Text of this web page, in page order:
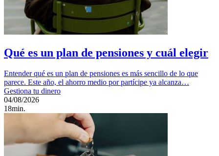
Qué es un plan de pensiones y cuál elegir
Entender qué es un plan de pensiones es más sencillo de lo que
parece. Este año, el ahorro medio por partícipe ya alcanza…
Gestiona tu dinero
04/08/2026
18min.